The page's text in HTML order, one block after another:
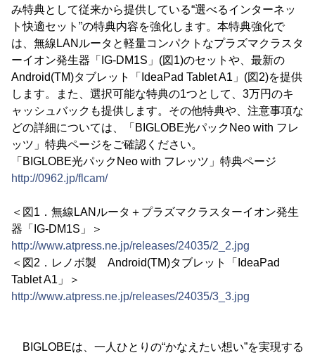
み特典として従来から提供している“選べるインターネッ
ト快適セット”の特典内容を強化します。本特典強化で
は、無線LANルータと軽量コンパクトなプラズマクラスタ
ーイオン発生器「IG-DM1S」(図1)のセットや、最新の
Android(TM)タブレット「IdeaPad Tablet A1」(図2)を提供
します。また、選択可能な特典の1つとして、3万円のキ
ャッシュバックも提供します。その他特典や、注意事項な
どの詳細については、「BIGLOBE光パックNeo with フレ
ッツ」特典ページをご確認ください。
「BIGLOBE光パックNeo with フレッツ」特典ページ
http://0962.jp/flcam/
＜図1．無線LANルータ＋プラズマクラスターイオン発生
器「IG-DM1S」＞
http://www.atpress.ne.jp/releases/24035/2_2.jpg
＜図2．レノボ製 Android(TM)タブレット「IdeaPad
Tablet A1」＞
http://www.atpress.ne.jp/releases/24035/3_3.jpg
BIGLOBEは、一人ひとりの“かなえたい想い”を実現する